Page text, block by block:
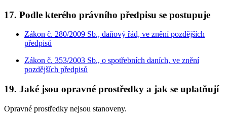
17. Podle kterého právního předpisu se postupuje
Zákon č. 280/2009 Sb., daňový řád, ve znění pozdějších
předpisů
Zákon č. 353/2003 Sb., o spotřebních daních, ve znění
pozdějších předpisů
19. Jaké jsou opravné prostředky a jak se uplatňují
Opravné prostředky nejsou stanoveny.